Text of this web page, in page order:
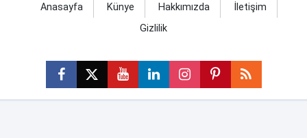
Anasayfa Künye Hakkımızda
İletişim
Gizlilik